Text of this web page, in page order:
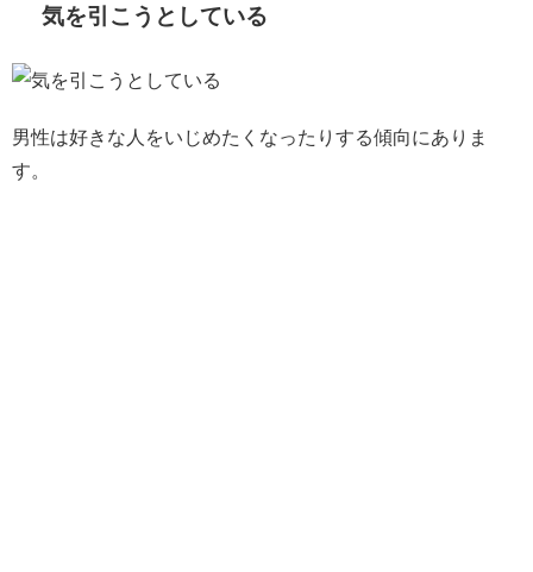
気を引こうとしている
男性は好きな人をいじめたくなったりする傾向にありま
す。